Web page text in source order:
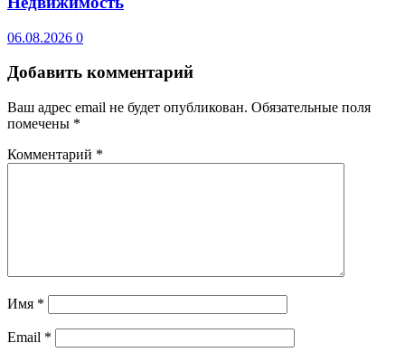
06.08.2026 0
Добавить комментарий
Ваш адрес email не будет опубликован. Обязательные поля
помечены *
Комментарий *
Имя *
Email *